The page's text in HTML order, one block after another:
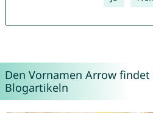
Den Vornamen Arrow
Blogartikeln